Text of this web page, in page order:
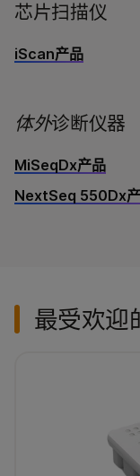
芯片扫描仪
iScan产品
体外诊断仪器
MiSeqDx产品
NextSeq 550Dx
最受欢迎